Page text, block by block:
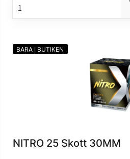
NITRO 25 Skott 30MM
BARA I BUTIKEN